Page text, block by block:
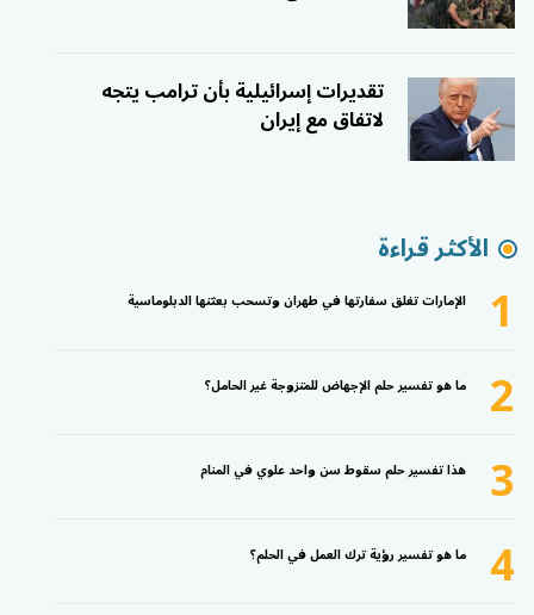
تقديرات إسرائيلية بأن ترامب يتجه
لاتفاق مع إيران
الأكثر قراءة
1 الإمارات تغلق سفارتها في طهران وتسحب بعثتها الدبلوماسية
2 ما هو تفسير حلم الإجهاض للمتزوجة غير الحامل؟
3 هذا تفسير حلم سقوط سن واحد علوي في المنام
4 ما هو تفسير رؤية ترك العمل في الحلم؟